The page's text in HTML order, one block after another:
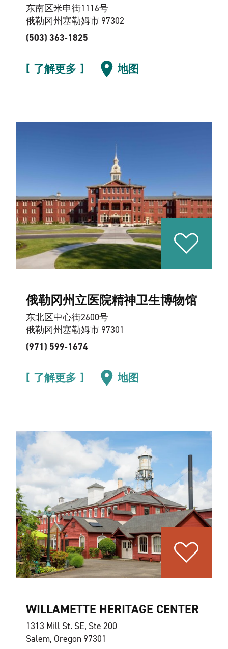
东南区米申街1116号
俄勒冈州塞勒姆市 97302
(503) 363-1825
了解更多 地图
俄勒冈州立医院精神卫生博物馆
东北区中心街2600号
俄勒冈州塞勒姆市 97301
(971) 599-1674
了解更多 地图
WILLAMETTE HERITAGE CENTER
1313 Mill St. SE, Ste 200
Salem, Oregon 97301